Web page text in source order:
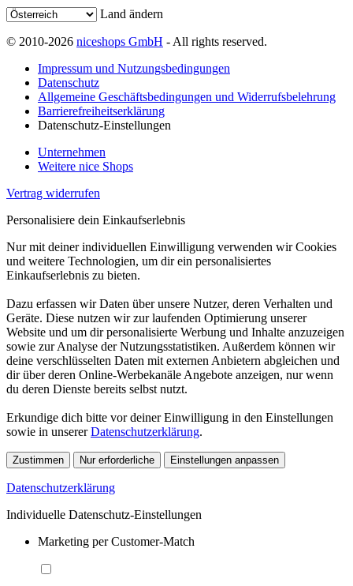
Land ändern
© 2010-2026 niceshops GmbH - All rights reserved.
Impressum und Nutzungsbedingungen
Datenschutz
Allgemeine Geschäftsbedingungen und Widerrufsbelehrung
Barrierefreiheitserklärung
Datenschutz-Einstellungen
Unternehmen
Weitere nice Shops
Vertrag widerrufen
Personalisiere dein Einkaufserlebnis
Nur mit deiner individuellen Einwilligung verwenden wir Cookies
und weitere Technologien, um dir ein personalisiertes
Einkaufserlebnis zu bieten.
Dazu erfassen wir Daten über unsere Nutzer, deren Verhalten und
Geräte. Diese nutzen wir zur laufenden Optimierung unserer
Website und um dir personalisierte Werbung und Inhalte anzuzeigen
sowie zur Analyse der Nutzungsstatistiken. Außerdem können wir
deine verschlüsselten Daten mit externen Anbietern abgleichen und
dir über deren Online-Werbekanäle Angebote anzeigen, nur wenn
du deren Dienste bereits selbst nutzt.
Erkundige dich bitte vor deiner Einwilligung in den Einstellungen
sowie in unsererDatenschutzerklärung.
Zustimmen Nur erforderliche Einstellungen anpassen
Datenschutzerklärung
Individuelle Datenschutz-Einstellungen
Marketing per Customer-Match